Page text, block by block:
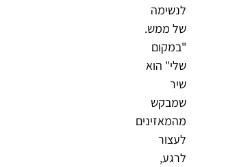
לנשימה
של ממש.
"במקום
שלי" הוא
שיר
שמבקש
מהמאזינים
לעצור
לרגע,